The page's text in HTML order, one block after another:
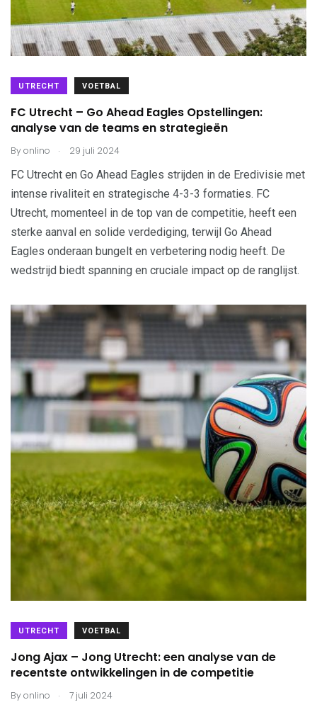
UTRECHT VOETBAL
FC Utrecht – Go Ahead Eagles Opstellingen:
analyse van de teams en strategieën
Byonlino . 29 juli 2024
FC Utrecht en Go Ahead Eagles strijden in de Eredivisie met
intense rivaliteit en strategische 4-3-3 formaties. FC
Utrecht, momenteel in de top van de competitie, heeft een
sterke aanval en solide verdediging, terwijl Go Ahead
Eagles onderaan bungelt en verbetering nodig heeft. De
wedstrijd biedt spanning en cruciale impact op de ranglijst.
UTRECHT VOETBAL
Jong Ajax – Jong Utrecht: een analyse van de
recentste ontwikkelingen in de competitie
Byonlino . 7 juli 2024